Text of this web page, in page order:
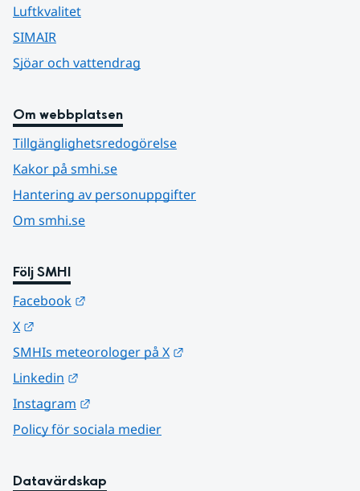
Luftkvalitet
SIMAIR
Sjöar och vattendrag
Om webbplatsen
Tillgänglighetsredogörelse
Kakor på smhi.se
Hantering av personuppgifter
Om smhi.se
Följ SMHI
Facebook
X
SMHIs meteorologer på X
Linkedin
Instagram
Policy för sociala medier
Datavärdskap